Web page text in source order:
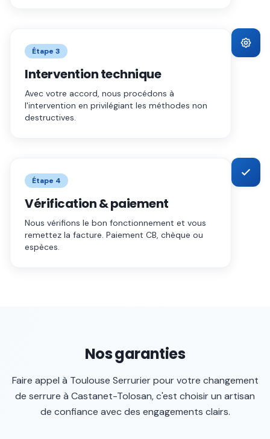
Étape 3
Intervention technique
Avec votre accord, nous procédons à
l'intervention en privilégiant les méthodes non
destructives.
Étape 4
Vérification & paiement
Nous vérifions le bon fonctionnement et vous
remettez la facture. Paiement CB, chèque ou
espèces.
Nos garanties
Faire appel à Toulouse Serrurierpour votre changement
de serrure à Castanet-Tolosan, c'est choisir un artisan
de confiance avec des engagements clairs.